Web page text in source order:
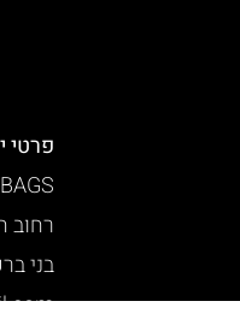
פרטי
רחוב
בני